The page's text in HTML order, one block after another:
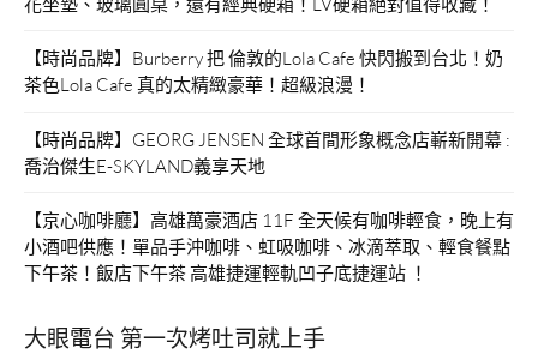
【時尚品牌】Burberry 把 倫敦的Lola Cafe 快閃搬到台北！奶
茶色Lola Cafe 真的太精緻豪華！超級浪漫！
【時尚品牌】GEORG JENSEN 全球首間形象概念店嶄新開幕 :
喬治傑生E-SKYLAND義享天地
【京心咖啡廳】高雄萬豪酒店 11F 全天候有咖啡輕食，晚上有
小酒吧供應！單品手沖咖啡、虹吸咖啡、冰滴萃取、輕食餐點
下午茶！飯店下午茶 高雄捷運輕軌凹子底捷運站 ！
大眼電台 第一次烤吐司就上手